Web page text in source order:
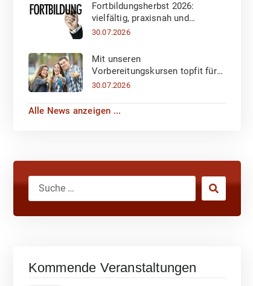
Fortbildungsherbst 2026:
vielfältig, praxisnah und
inspirierend!
30.07.2026
Mit unseren
Vorbereitungskursen topfit für
die Eignungsprüfung 2027
30.07.2026
Alle News anzeigen ...
Kommende Veranstaltungen